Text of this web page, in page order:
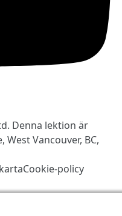
Denna lektion är
Vancouver, BC,
Cookie-policy